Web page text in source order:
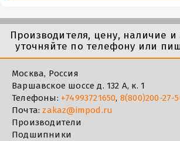
Производителя, цену, наличие
уточняйте по телефону или
Москва, Россия
Варшавское шоссе д. 132 А, к. 1
Телефоны: +74993721650, 8(800)200-27-
Почта:zakaz@impod.ru
Производители
Подшипники